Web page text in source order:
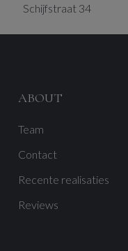
Schijfstraat 34
ABOUT
Team
Contact
Recente realisaties
Reviews